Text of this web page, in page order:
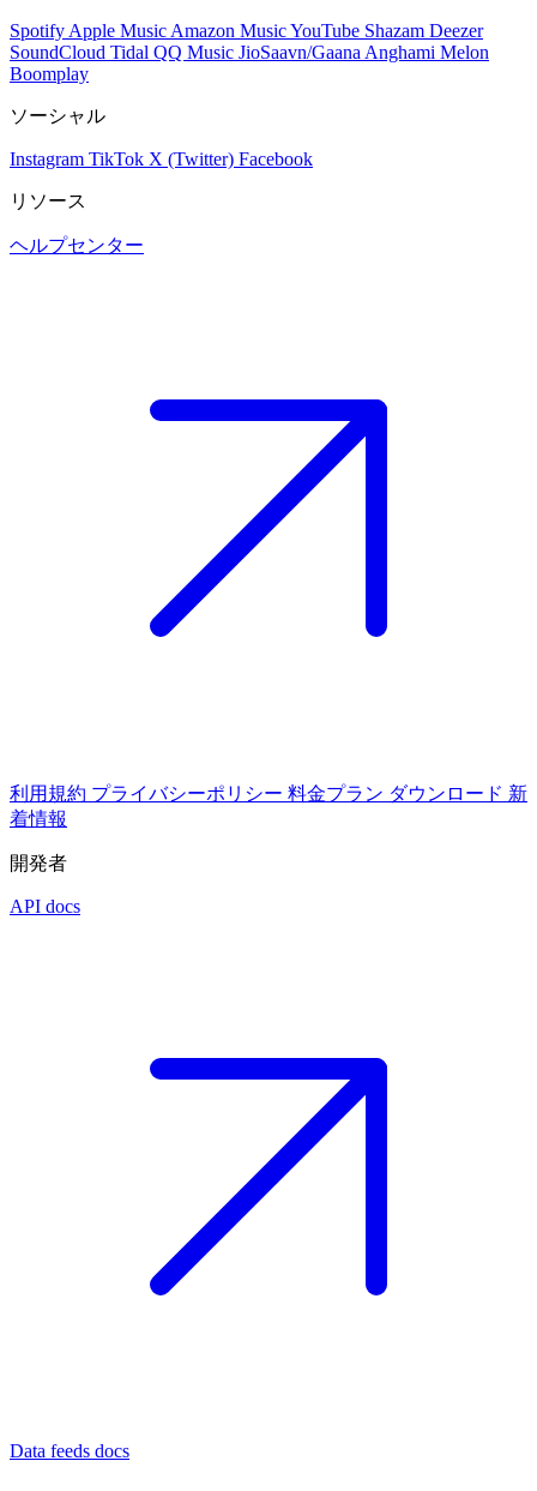
Spotify Apple Music Amazon MusicYouTube Shazam Deezer
SoundCloud Tidal QQ Music JioSaavn/Gaana Anghami Melon
Boomplay
ソーシャル
Instagram TikTok X (Twitter) Facebook
リソース
ヘルプセンター
利用規約 プライバシーポリシー 料金プラン ダウンロード 新
着情報
開発者
API docs
Data feeds docs